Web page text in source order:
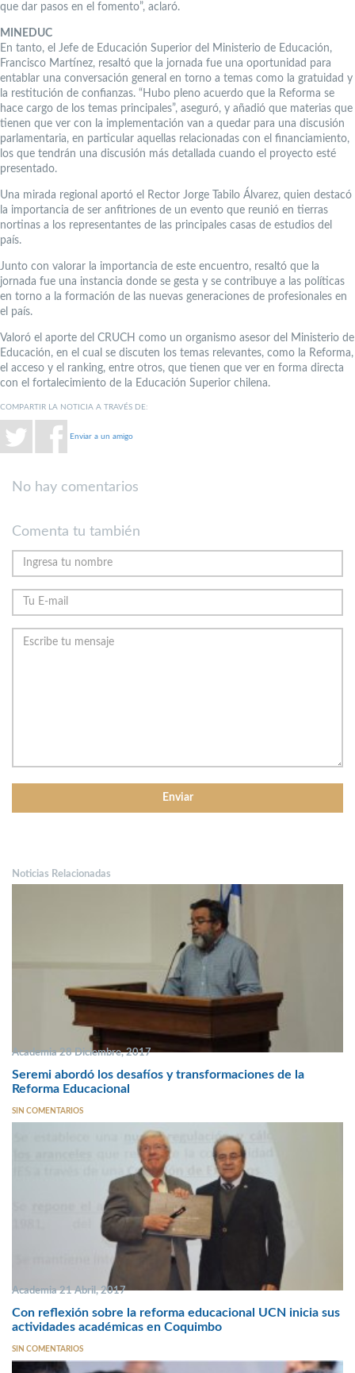
que dar pasos en el fomento”, aclaró.
MINEDUC
En tanto, el Jefe de Educación Superior del Ministerio de Educación,
Francisco Martínez, resaltó que la jornada fue una oportunidad para
entablar una conversación general en torno a temas como la gratuidad y
la restitución de confianzas. “Hubo pleno acuerdo que la Reforma se
hace cargo de los temas principales”, aseguró, y añadió que materias que
tienen que ver con la implementación van a quedar para una discusión
parlamentaria, en particular aquellas relacionadas con el financiamiento,
los que tendrán una discusión más detallada cuando el proyecto esté
presentado.
Una mirada regional aportó el Rector Jorge Tabilo Álvarez, quien destacó
la importancia de ser anfitriones de un evento que reunió en tierras
nortinas a los representantes de las principales casas de estudios del
país.
Junto con valorar la importancia de este encuentro, resaltó que la
jornada fue una instancia donde se gesta y se contribuye a las políticas
en torno a la formación de las nuevas generaciones de profesionales en
el país.
Valoró el aporte del CRUCH como un organismo asesor del Ministerio de
Educación, en el cual se discuten los temas relevantes, como la Reforma,
el acceso y el ranking, entre otros, que tienen que ver en forma directa
con el fortalecimiento de la Educación Superior chilena.
COMPARTIR LA NOTICIA A TRAVÉS DE:
Enviar a un amigo
No hay comentarios
Comenta tu también
Noticias Relacionadas
Academia 28 Diciembre, 2017
Seremi abordó los desafíos y transformaciones de la
Reforma Educacional
SIN COMENTARIOS
Academia 21 Abril, 2017
Con reflexión sobre la reforma educacional UCN inicia sus
actividades académicas en Coquimbo
SIN COMENTARIOS